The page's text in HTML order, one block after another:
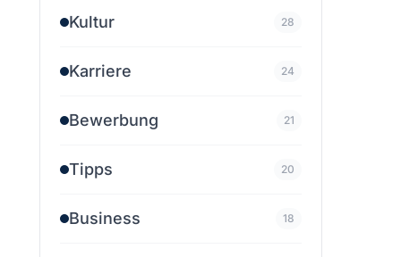
Kultur 28
Karriere 24
Bewerbung 21
Tipps 20
Business 18